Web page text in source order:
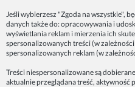
Dane firmy:
Spoko
ul.
Jeśli wybierzesz "Zgoda na wszystkie",
danych także do: opracowywania i
wyświetlania reklam i mierzenia ich
spersonalizowanych treści (w
spersonalizowanych reklam (w
Treści niespersonalizowane są
aktualnie przeglądana treść, aktywność